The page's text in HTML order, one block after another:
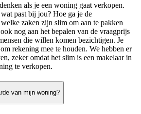
als je een woning gaat verkopen.
past bij jou? Hoe ga je de
zaken zijn slim om aan te pakken
nog aan het bepalen van de vraagprijs
die willen komen bezichtigen. Je
rekening mee te houden. We hebben er
zeker omdat het slim is een makelaar in
te verkopen.
van mijn woning?